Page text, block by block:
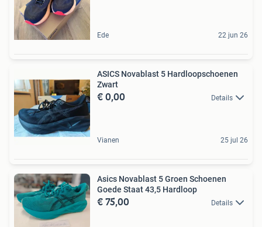
Ede 22 jun 26
ASICS Novablast 5 Hardloopschoenen
Zwart
€ 0,00 Details
Vianen 25 jul 26
Asics Novablast 5 Groen Schoenen
Goede Staat 43,5 Hardloop
€ 75,00 Details